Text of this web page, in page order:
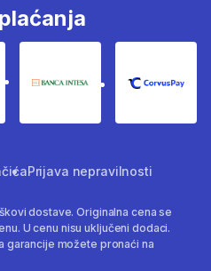
karticeBanka Intesa
Prijava nepravilnosti
dostave. Originalna cena se
U cenu nisu uključeni dodaci.
garancije možete pronaći na